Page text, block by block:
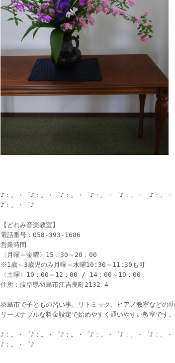
♪：。・゜♪：。・゜♪：。・゜♪：。・゜♪：。・゜♪：。
♪：。・゜♪
【どれみ音楽教室】
電話番号：058-393-1686
営業時間
〈月曜～金曜〉15：30～20：00
※1歳～3歳児のみ月曜～水曜10:30～11:30も可
〈土曜〉10：00～12：00 / 14：00～19：00
住所：岐阜県羽島市江吉良町2132-4
羽島市で子どもの習い事、リトミック、ピアノ教室などの
リーズナブルな料金設定で始めやすく通いやすい教室です
♪：。・゜♪：。・゜♪：。・゜♪：。・゜♪：。・゜♪：。
♪：。・゜♪